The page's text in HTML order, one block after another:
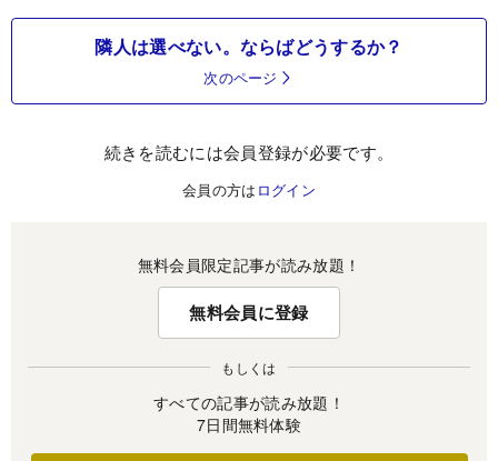
隣人は選べない。ならばどうするか？
次のページ
続きを読むには会員登録が必要です。
会員の方は ログイン
無料会員限定記事が読み放題！
無料会員に登録
もしくは
すべての記事が読み放題！
7日間無料体験